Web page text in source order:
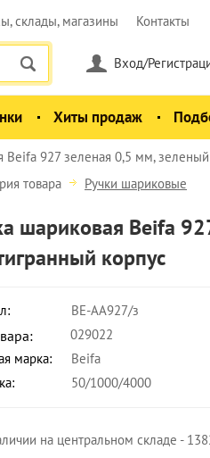
склады, магазины Контакты
Вход/
Хиты продаж
Beifa 927 зеленая 0,5 мм, зеленый
товара Ручки шариковые
шариковая Beifa
корпус
BE-AA927/з
029022
марка:
Beifa
50/1000/4000
на центральном складе -